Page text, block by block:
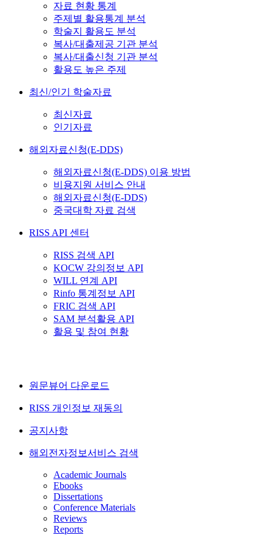
자료 현황 통계
주제별 활용통계 분석
학술지 활용도 분석
복사/대출제공 기관 분석
복사/대출신청 기관 분석
활용도 높은 주제
최신/인기 학술자료
최신자료
인기자료
해외자료신청(E-DDS)
해외자료신청(E-DDS) 이용 방법
비용지원 서비스 안내
해외자료신청(E-DDS)
중국대학 자료 검색
RISS API 센터
RISS 검색 API
KOCW 강의정보 API
WILL 연계 API
Rinfo 통계정보 API
FRIC 검색 API
SAM 분석활용 API
활용 및 참여 현황
원문뷰어 다운로드
RISS 개인정보 재동의
공지사항
해외전자정보서비스 검색
Academic Journals
Ebooks
Dissertations
Conference Materials
Reviews
Reports